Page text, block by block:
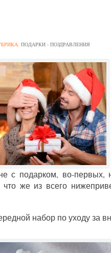
ПОДАРКИ - ПОЗДРАВЛЕНИЯ
с подарком, во-первых,
же из всего
набор по уходу за